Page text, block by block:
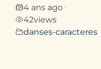
4 ans ago•
42views
danses-caracteres